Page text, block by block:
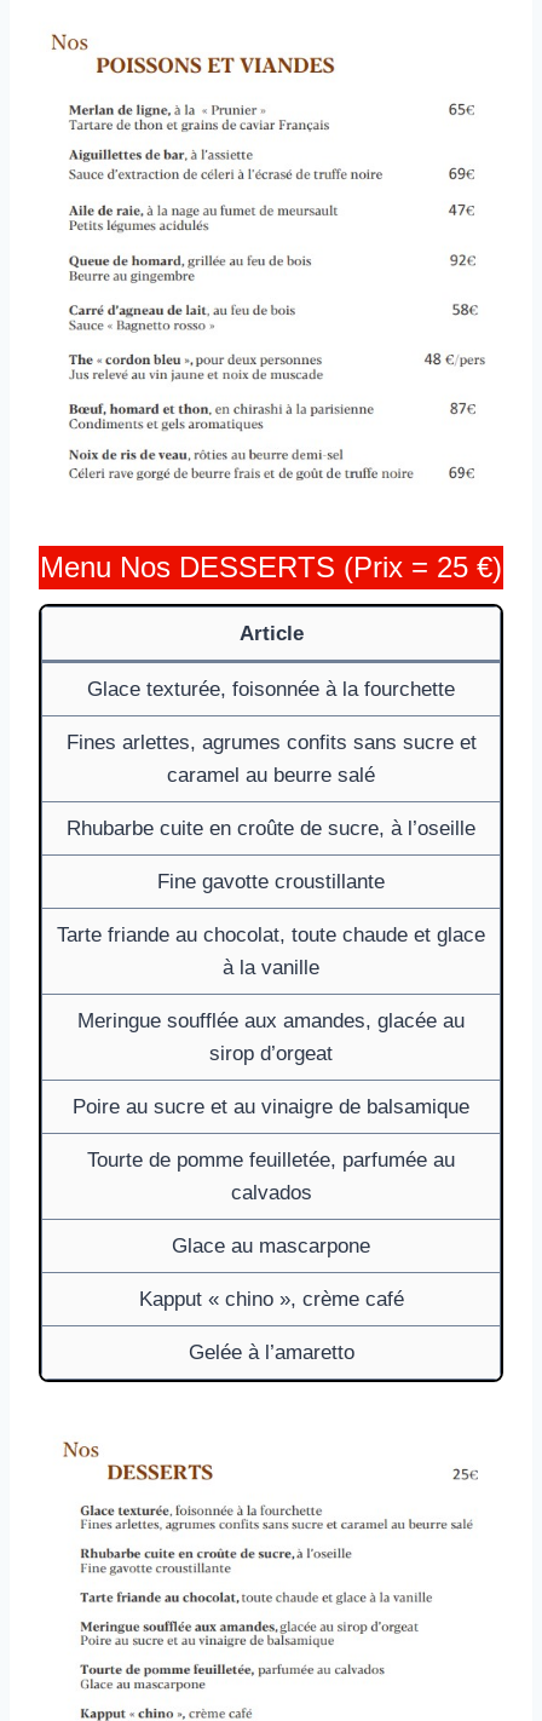
Menu Nos DESSERTS (Prix = 25 €)
Article
Glace texturée, foisonnée à la fourchette
Fines arlettes, agrumes confits sans sucre et
caramel au beurre salé
Rhubarbe cuite en croûte de sucre, à l’oseille
Fine gavotte croustillante
Tarte friande au chocolat, toute chaude et glace
à la vanille
Meringue soufflée aux amandes, glacée au
sirop d’orgeat
Poire au sucre et au vinaigre de balsamique
Tourte de pomme feuilletée, parfumée au
calvados
Glace au mascarpone
Kapput « chino », crème café
Gelée à l’amaretto